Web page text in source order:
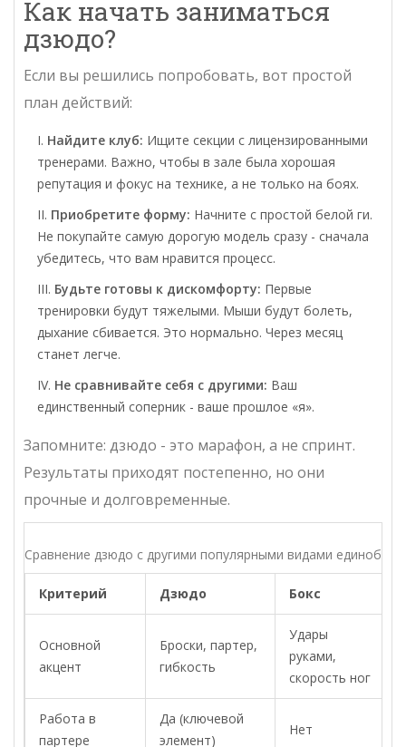
Как начать заниматься
дзюдо?
Если вы решились попробовать, вот простой
план действий:
Найдите клуб: Ищите секции с лицензированными
тренерами. Важно, чтобы в зале была хорошая
репутация и фокус на технике, а не только на боях.
Приобретите форму: Начните с простой белой ги.
Не покупайте самую дорогую модель сразу - сначала
убедитесь, что вам нравится процесс.
Будьте готовы к дискомфорту: Первые
тренировки будут тяжелыми. Мыши будут болеть,
дыхание сбивается. Это нормально. Через месяц
станет легче.
Не сравнивайте себя с другими: Ваш
единственный соперник - ваше прошлое «я».
Запомните: дзюдо - это марафон, а не спринт.
Результаты приходят постепенно, но они
прочные и долговременные.
Сравнение дзюдо с другими популярными видами
Критерий Дзюдо Бокс
Основной
акцент
Броски, партер,
гибкость
Удары
руками,
скорость ног
Работа в
партере
Да (ключевой
элемент)
Нет